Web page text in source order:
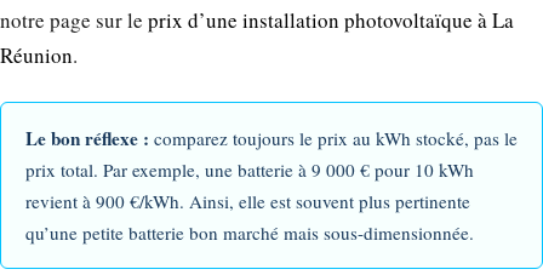
notre page sur le prix d’une installation photovoltaïque à La
Réunion.
Le bon réflexe : comparez toujours le prix au kWh stocké, pas le
prix total. Par exemple, une batterie à 9 000 € pour 10 kWh
revient à 900 €/kWh. Ainsi, elle est souvent plus pertinente
qu’une petite batterie bon marché mais sous-dimensionnée.